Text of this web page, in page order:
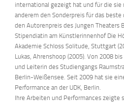
international gezeigt hat und für die
anderem den Sonderpreis für das
den Autorenpreis des Jungen Theaters
Stipendiatin am Künstlerinnenhof Die
Akademie Schloss Solitude, Stuttgart
Lukas, Ahrenshoop (2005). Von 2008
und Leiterin des Studiengangs
Berlin-Weißensee. Seit 2009 hat sie
Performance an der UDK, Berlin.
Ihre Arbeiten und Performances zeigte